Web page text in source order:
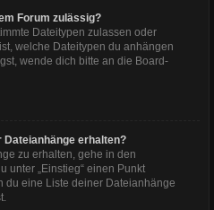
Forum zulässig?
Dateitypen zulassen oder
welche Dateitypen du anhängen
wende dich bitte an die Board-
erhalten?
zu erhalten, gehe in den
unter „Einstieg“ einen Punkt
du eine Liste deiner Dateianhänge